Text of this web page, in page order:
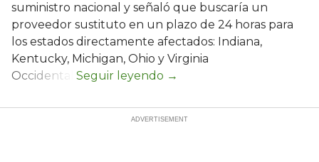
suministro nacional y señaló que buscaría un
proveedor sustituto en un plazo de 24 horas para
los estados directamente afectados: Indiana,
Kentucky, Michigan, Ohio y Virginia
Occidental.